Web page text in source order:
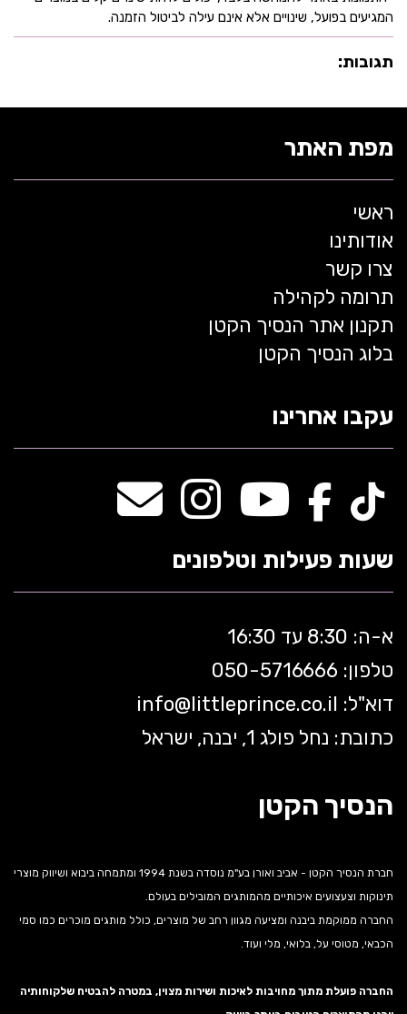
המגיעים בפועל, שינויים אלא אינם עילה לביטול הזמנה.
תגובות:
מפת האתר
ראשי
אודותינו
צרו קשר
תרומה לקהילה
תקנון אתר הנסיך הקטן
בלוג הנסיך הקטן
עקבו אחרינו
שעות פעילות וטלפונים
א-ה: 8:30 עד 16:30
טלפון: 050-5 716666
דוא"ל:
info@littleprince.co.il
כתובת: נחל פולג 1, יבנה, ישראל
הנסיך הקטן
חברת הנסיך הקטן - אביב ואורן בע"מ נוסדה בשנת 1994 ומתמחה ביבוא ושיווק מוצרי
תינוקות וצעצועים איכותיים מהמותגים המובילים בעולם.
החברה ממוקמת ביבנה ומציעה מגוון רחב של מוצרים, כולל מותגים מוכרים כמו סמי
הכבאי, מטוסי על, בלואי, מלי ועוד.
החברה פועלת מתוך מחויבות לאיכות ושירות מצוין, במטרה להבטיח שלקוחותיה